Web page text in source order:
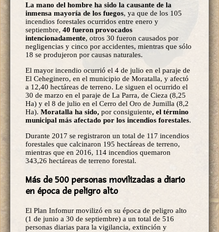
La mano del hombre ha sido la causante de la
inmensa mayoría de los fuegos, ya que de los 105
incendios forestales ocurridos entre enero y
septiembre, 40 fueron provocados
intencionadamente, otros 30 fueron causados por
negligencias y cinco por accidentes, mientras que sólo
18 se produjeron por causas naturales.
El mayor incendio ocurrió el 4 de julio en el paraje de
El Ceheginero, en el municipio de Moratalla, y afectó
a 12,40 hectáreas de terreno. Le siguen el ocurrido el
30 de marzo en el paraje de La Parra, de Cieza (8,25
Ha) y el 8 de julio en el Cerro del Oro de Jumilla (8,2
Ha). Moratalla ha sido, por consiguiente, el término
municipal más afectado por los incendios forestales.
Durante 2017 se registraron un total de 117 incendios
forestales que calcinaron 195 hectáreas de terreno,
mientras que en 2016, 114 incendios quemaron
343,26 hectáreas de terreno forestal.
Más de 500 personas movilizadas a diario
en época de peligro alto
El Plan Infomur movilizó en su época de peligro alto
(1 de junio a 30 de septiembre) a un total de 516
personas diarias para la vigilancia, extinción y